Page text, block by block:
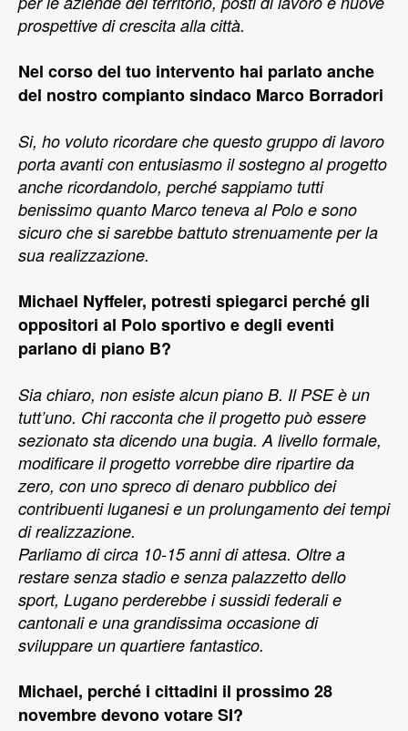
prospettive di crescita alla città.
Nel corso del tuo intervento hai parlato anche
del nostro compianto sindaco Marco Borradori
Si, ho voluto ricordare che questo gruppo di lavoro
porta avanti con entusiasmo il sostegno al progetto
anche ricordandolo, perché sappiamo tutti
benissimo quanto Marco teneva al Polo e sono
sicuro che si sarebbe battuto strenuamente per la
sua realizzazione.
Michael Nyffeler, potresti spiegarci perché gli
oppositori al Polo sportivo e degli eventi
parlano di piano B?
Sia chiaro, non esiste alcun piano B. Il PSE è un
tutt’uno. Chi racconta che il progetto può essere
sezionato sta dicendo una bugia. A livello formale,
modificare il progetto vorrebbe dire ripartire da
zero, con uno spreco di denaro pubblico dei
contribuenti luganesi e un prolungamento dei tempi
di realizzazione.
Parliamo di circa 10-15 anni di attesa. Oltre a
restare senza stadio e senza palazzetto dello
sport, Lugano perderebbe i sussidi federali e
cantonali e una grandissima occasione di
sviluppare un quartiere fantastico.
Michael, perché i cittadini il prossimo 28
novembre devono votare SI?